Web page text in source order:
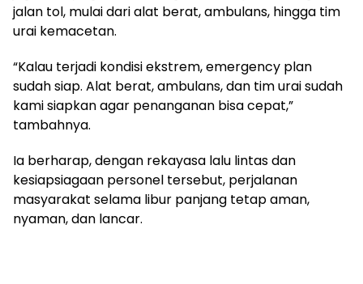
jalan tol, mulai dari alat berat, ambulans, hingga tim
urai kemacetan.
“Kalau terjadi kondisi ekstrem, emergency plan
sudah siap. Alat berat, ambulans, dan tim urai sudah
kami siapkan agar penanganan bisa cepat,”
tambahnya.
Ia berharap, dengan rekayasa lalu lintas dan
kesiapsiagaan personel tersebut, perjalanan
masyarakat selama libur panjang tetap aman,
nyaman, dan lancar.